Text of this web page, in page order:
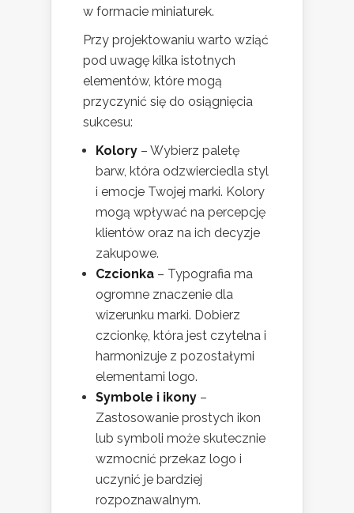
w formacie miniaturek.
Przy projektowaniu warto wziąć
pod uwagę kilka istotnych
elementów, które mogą
przyczynić się do osiągnięcia
sukcesu:
Kolory – Wybierz paletę
barw, która odzwierciedla styl
i emocje Twojej marki. Kolory
mogą wpływać na percepcję
klientów oraz na ich decyzje
zakupowe.
Czcionka – Typografia ma
ogromne znaczenie dla
wizerunku marki. Dobierz
czcionkę, która jest czytelna i
harmonizuje z pozostałymi
elementami logo.
Symbole i ikony –
Zastosowanie prostych ikon
lub symboli może skutecznie
wzmocnić przekaz logo i
uczynić je bardziej
rozpoznawalnym.